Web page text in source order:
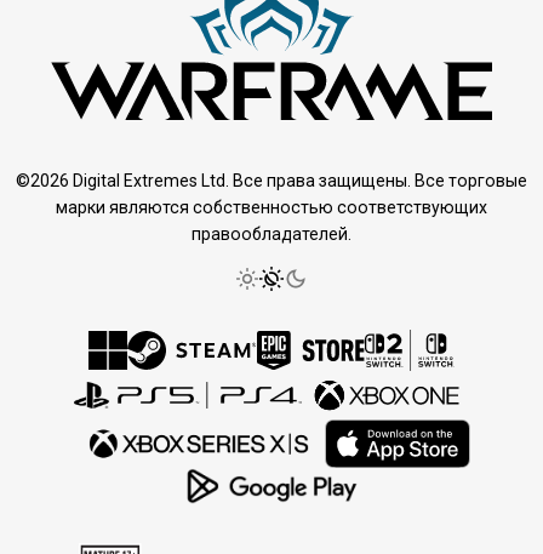
©2026 Digital Extremes Ltd. Все права защищены. Все торговые
марки являются собственностью соответствующих
правообладателей.